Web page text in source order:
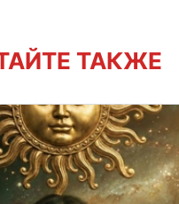
ТАКЖЕ